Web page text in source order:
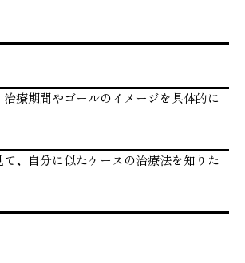
療期間やゴールのイメージを具体的に
、自分に似たケースの治療法を知りた